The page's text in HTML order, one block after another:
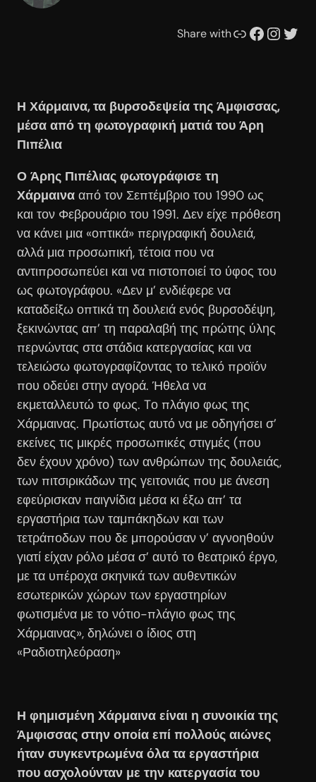
Share withΣυνδέσμου Facebook Instagram Twitter
Η Χάρμαινα, τα βυρσοδεψεία της Άμφισσας,
μέσα από τη φωτογραφική ματιά του Άρη
Πιπέλια
Ο Άρης Πιπέλιας φωτογράφισε τη
Χάρμαινα από τον Σεπτέμβριο του 1990 ως
και τον Φεβρουάριο του 1991. Δεν είχε πρόθεση
να κάνει μια «οπτικά» περιγραφική δουλειά,
αλλά μια προσωπική, τέτοια που να
αντιπροσωπεύει και να πιστοποιεί το ύφος του
ως φωτογράφου. «Δεν μ’ ενδιέφερε να
καταδείξω οπτικά τη δουλειά ενός βυρσοδέψη,
ξεκινώντας απ’ τη παραλαβή της πρώτης ύλης
περνώντας στα στάδια κατεργασίας και να
τελειώσω φωτογραφίζοντας το τελικό προϊόν
που οδεύει στην αγορά. Ήθελα να
εκμεταλλευτώ το φως. Tο πλάγιο φως της
Χάρμαινας. Πρωτίστως αυτό να με οδηγήσει σ’
εκείνες τις μικρές προσωπικές στιγμές (που
δεν έχουν χρόνο) των ανθρώπων της δουλειάς,
των πιτσιρικάδων της γειτονιάς που με άνεση
εφεύρισκαν παιγνίδια μέσα κι έξω απ’ τα
εργαστήρια των ταμπάκηδων και των
τετράποδων που δε μπορούσαν ν’ αγνοηθούν
γιατί είχαν ρόλο μέσα σ’ αυτό το θεατρικό έργο,
με τα υπέροχα σκηνικά των αυθεντικών
εσωτερικών χώρων των εργαστηρίων
φωτισμένα με το νότιο-πλάγιο φως της
Χάρμαινας», δηλώνει ο ίδιος στη
«Ραδιοτηλεόραση»
Η φημισμένη Χάρμαινα είναι η συνοικία της
Άμφισσας στην οποία επί πολλούς αιώνες
ήταν συγκεντρωμένα όλα τα εργαστήρια
που ασχολούνταν με την κατεργασία του